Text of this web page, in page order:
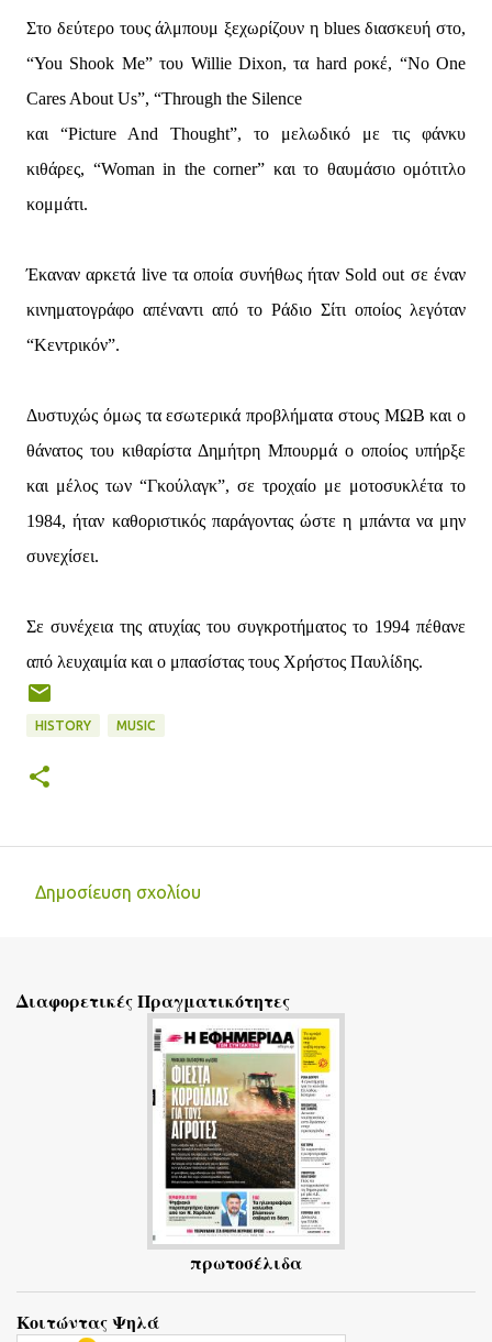
Στο δεύτερο τους άλμπουμ ξεχωρίζουν η blues διασκευή στο,
“You Shook Me” του Willie Dixon, τα hard ροκέ, “No One
Cares About Us”, “Through the Silence
και “Picture And Thought”, το μελωδικό με τις φάνκυ
κιθάρες, “Woman in the corner” και το θαυμάσιο ομότιτλο
κομμάτι.
Έκαναν αρκετά live τα οποία συνήθως ήταν Sold out σε έναν
κινηματογράφο απέναντι από το Ράδιο Σίτι οποίος λεγόταν
“Κεντρικόν”.
Δυστυχώς όμως τα εσωτερικά προβλήματα στους ΜΩΒ και ο
θάνατος του κιθαρίστα Δημήτρη Μπουρμά ο οποίος υπήρξε
και μέλος των “Γκούλαγκ”, σε τροχαίο με μοτοσυκλέτα το
1984, ήταν καθοριστικός παράγοντας ώστε η μπάντα να μην
συνεχίσει.
Σε συνέχεια της ατυχίας του συγκροτήματος το 1994 πέθανε
από λευχαιμία και ο μπασίστας τους Χρήστος Παυλίδης.
HISTORY MUSIC
λ
Δημοσίευση σχολίου
Διαφορετικές Πραγματικότητες
πρωτοσέλιδα
Κοιτώντας Ψηλά